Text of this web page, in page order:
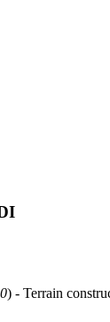
) - Terrain